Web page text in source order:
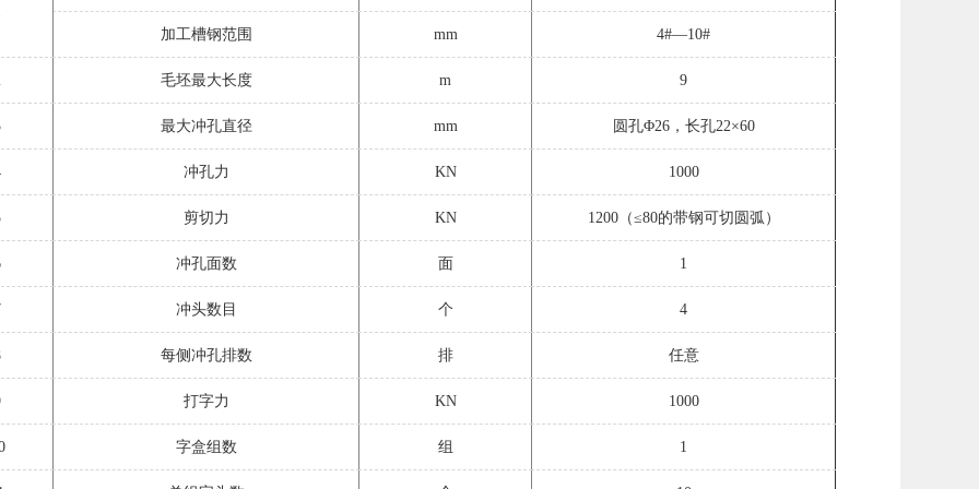
加工槽钢范围
mm 4#—10#
毛坯最大长度 m 9
最大冲孔直径 mm 圆孔Φ26，长孔22×60
冲孔力 KN 1000
剪切力 KN 1200（≤80的带钢可切圆弧）
冲孔面数 面 1
冲头数目 个 4
每侧冲孔排数 排 任意
打字力 KN 1000
字盒组数 组 1